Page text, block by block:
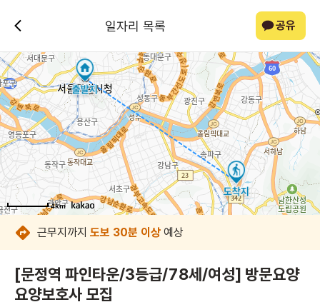
일자리 목록 공유
4km
4km
4km
4km
4km
4km
4km
4km
근무지까지 도보 30분 이상 예상
[문정역 파인타운/3등급/78세/여성] 방문요양
요양보호사 모집